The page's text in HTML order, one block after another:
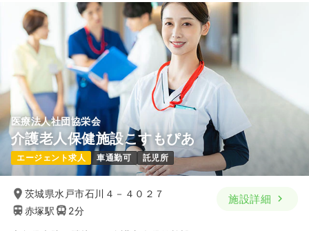
医療法人社団協栄会
介護老人保健施設こすもぴあ
エージェント求人 車通勤可 託児所
茨城県水戸市石川４－４０２７
赤塚駅
2分
施設詳細